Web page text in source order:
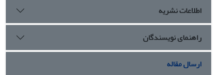
استفاده از QFD به دلیل محاسبات فراوان اشاره نمود. در این
پژوهش به دلیل بیان بهتر وابستگی ها و همبستگی ها در HOQ
از اعداد فازی استفاده شد تا روابط بطور دقیق بیان گردد.
اطلاعات نشریه
راهنمای نویسندگان
ارسال مقاله